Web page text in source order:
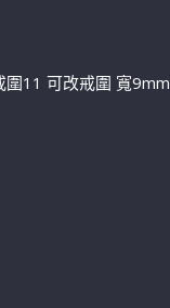
11 可改戒圍 寬9mm